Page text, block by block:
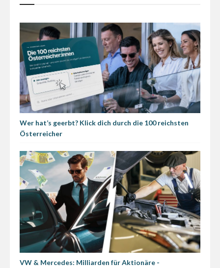
Wer hat’s geerbt? Klick dich durch die 100 reichsten
Österreicher
VW & Mercedes: Milliarden für Aktionäre -